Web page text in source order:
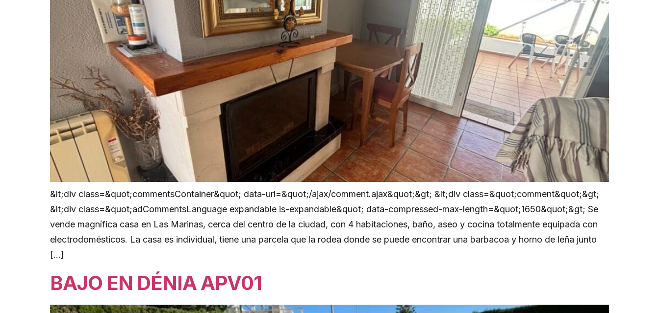
&lt;div class=&quot;commentsContainer&quot; data-url=&quot;/ajax/comment.ajax&quot;&gt; &lt;div class=&quot;comment&quot;&gt;
&lt;div class=&quot;adCommentsLanguage expandable is-expandable&quot; data-compressed-max-length=&quot;1650&quot;&gt; Se
vende magnífica casa en Las Marinas, cerca del centro de la ciudad, con 4 habitaciones, baño, aseo y cocina totalmente equipada con
electrodomésticos. La casa es individual, tiene una parcela que la rodea donde se puede encontrar una barbacoa y horno de leña junto
[…]
BAJO EN DÉNIA APV01